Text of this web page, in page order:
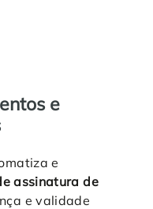
e
e
assinatura de
e validade